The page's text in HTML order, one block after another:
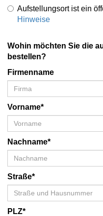
Aufstellungsort ist ein
Hinweise
Wohin möchten Sie die
bestellen?
Firmenname
Vorname*
Nachname*
Straße*
PLZ*